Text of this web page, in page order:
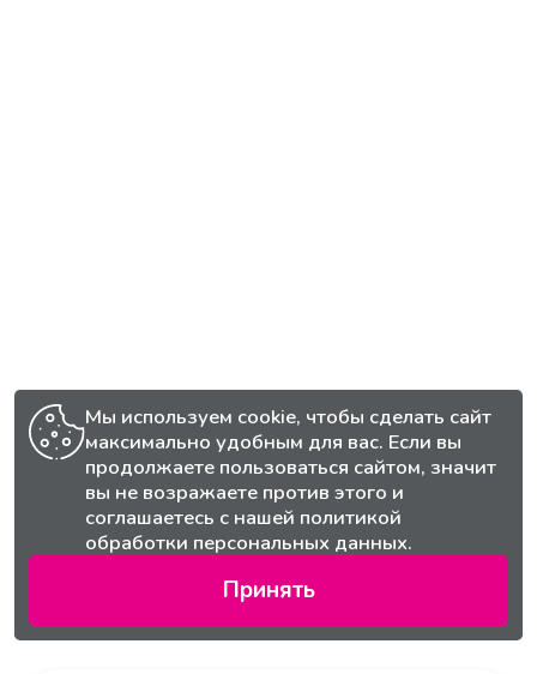
Мы используем cookie, чтобы сделать сайт
максимально удобным для вас. Если вы
продолжаете пользоваться сайтом, значит
вы не возражаете против этого и
соглашаетесь с нашей политикой
обработки персональных данных.
Принять